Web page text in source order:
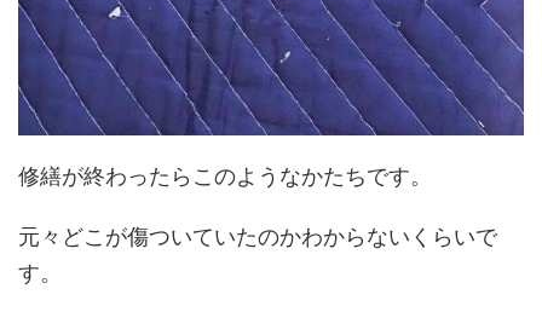
修繕が終わったらこのようなかたちです。
元々どこが傷ついていたのかわからないくらいで
す。